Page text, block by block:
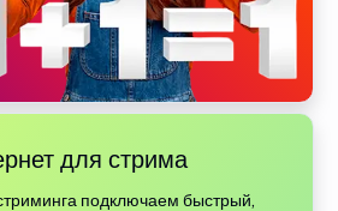
для стрима
подключаем быстрый,